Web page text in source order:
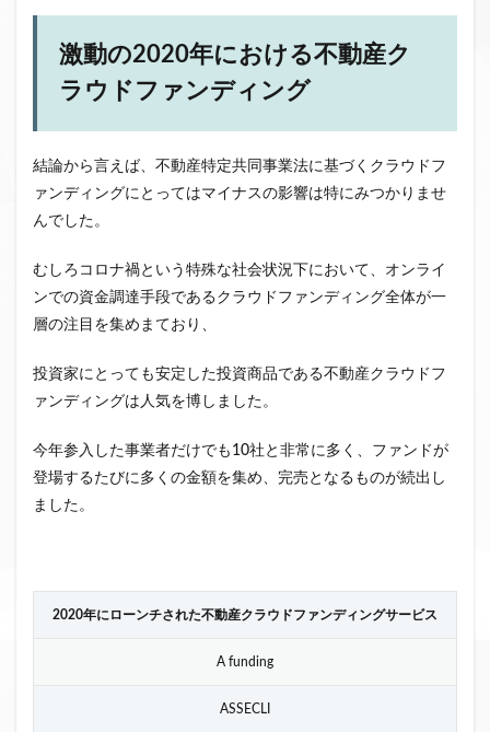
激動の2020年における不動産ク
ラウドファンディング
結論から言えば、不動産特定共同事業法に基づくクラウドフ
ァンディングにとってはマイナスの影響は特にみつかりませ
んでした。
むしろコロナ禍という特殊な社会状況下において、オンライ
ンでの資金調達手段であるクラウドファンディング全体が一
層の注目を集めまており、
投資家にとっても安定した投資商品である不動産クラウドフ
ァンディングは人気を博しました。
今年参入した事業者だけでも10社と非常に多く、ファンドが
登場するたびに多くの金額を集め、完売となるものが続出し
ました。
2020年にローンチされた不動産クラウドファンディングサービス
A funding
ASSECLI
日本不動産クラウドファンディング協会
検索